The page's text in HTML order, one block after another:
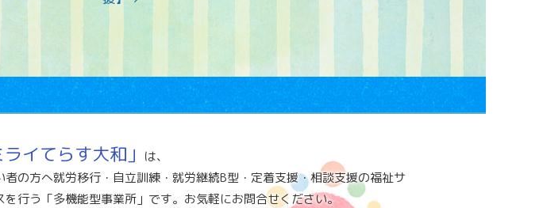
ライてらす大和」
は、
者の方へ就労移行・自立訓練・就労継続B型・定着支援・相談支援の福祉サ
を行う「多機能型事業所」です。お気軽にお問合せください。